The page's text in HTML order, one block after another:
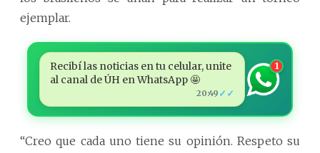
ejemplar.
Recibí las noticias en tu celular, unite
al canal de ÚH en WhatsApp 🤩
20:49 ✓✓
1
“Creo que cada uno tiene su opinión. Respeto su